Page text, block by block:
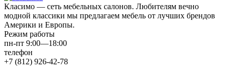
Класимо — cеть мебельных салонов. Любителям вечно
модной классики мы предлагаем мебель от лучших брендов
Америки и Европы.
Режим работы
пн-пт 9:00—18:00
телефон
+7 (812) 926-42-78